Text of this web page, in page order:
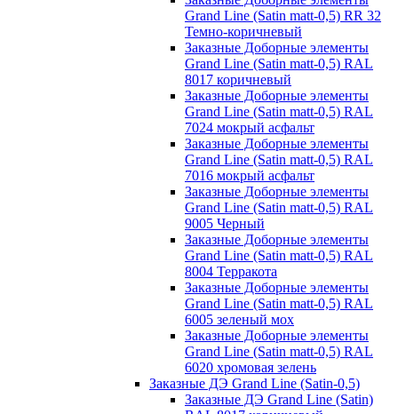
Grand Line (Satin matt-0,5) RR 32
Темно-коричневый
Заказные Доборные элементы
Grand Line (Satin matt-0,5) RAL
8017 коричневый
Заказные Доборные элементы
Grand Line (Satin matt-0,5) RAL
7024 мокрый асфальт
Заказные Доборные элементы
Grand Line (Satin matt-0,5) RAL
7016 мокрый асфальт
Заказные Доборные элементы
Grand Line (Satin matt-0,5) RAL
9005 Черный
Заказные Доборные элементы
Grand Line (Satin matt-0,5) RAL
8004 Терракота
Заказные Доборные элементы
Grand Line (Satin matt-0,5) RAL
6005 зеленый мох
Заказные Доборные элементы
Grand Line (Satin matt-0,5) RAL
6020 хромовая зелень
Заказные ДЭ Grand Line (Satin-0,5)
Заказные ДЭ Grand Line (Satin)